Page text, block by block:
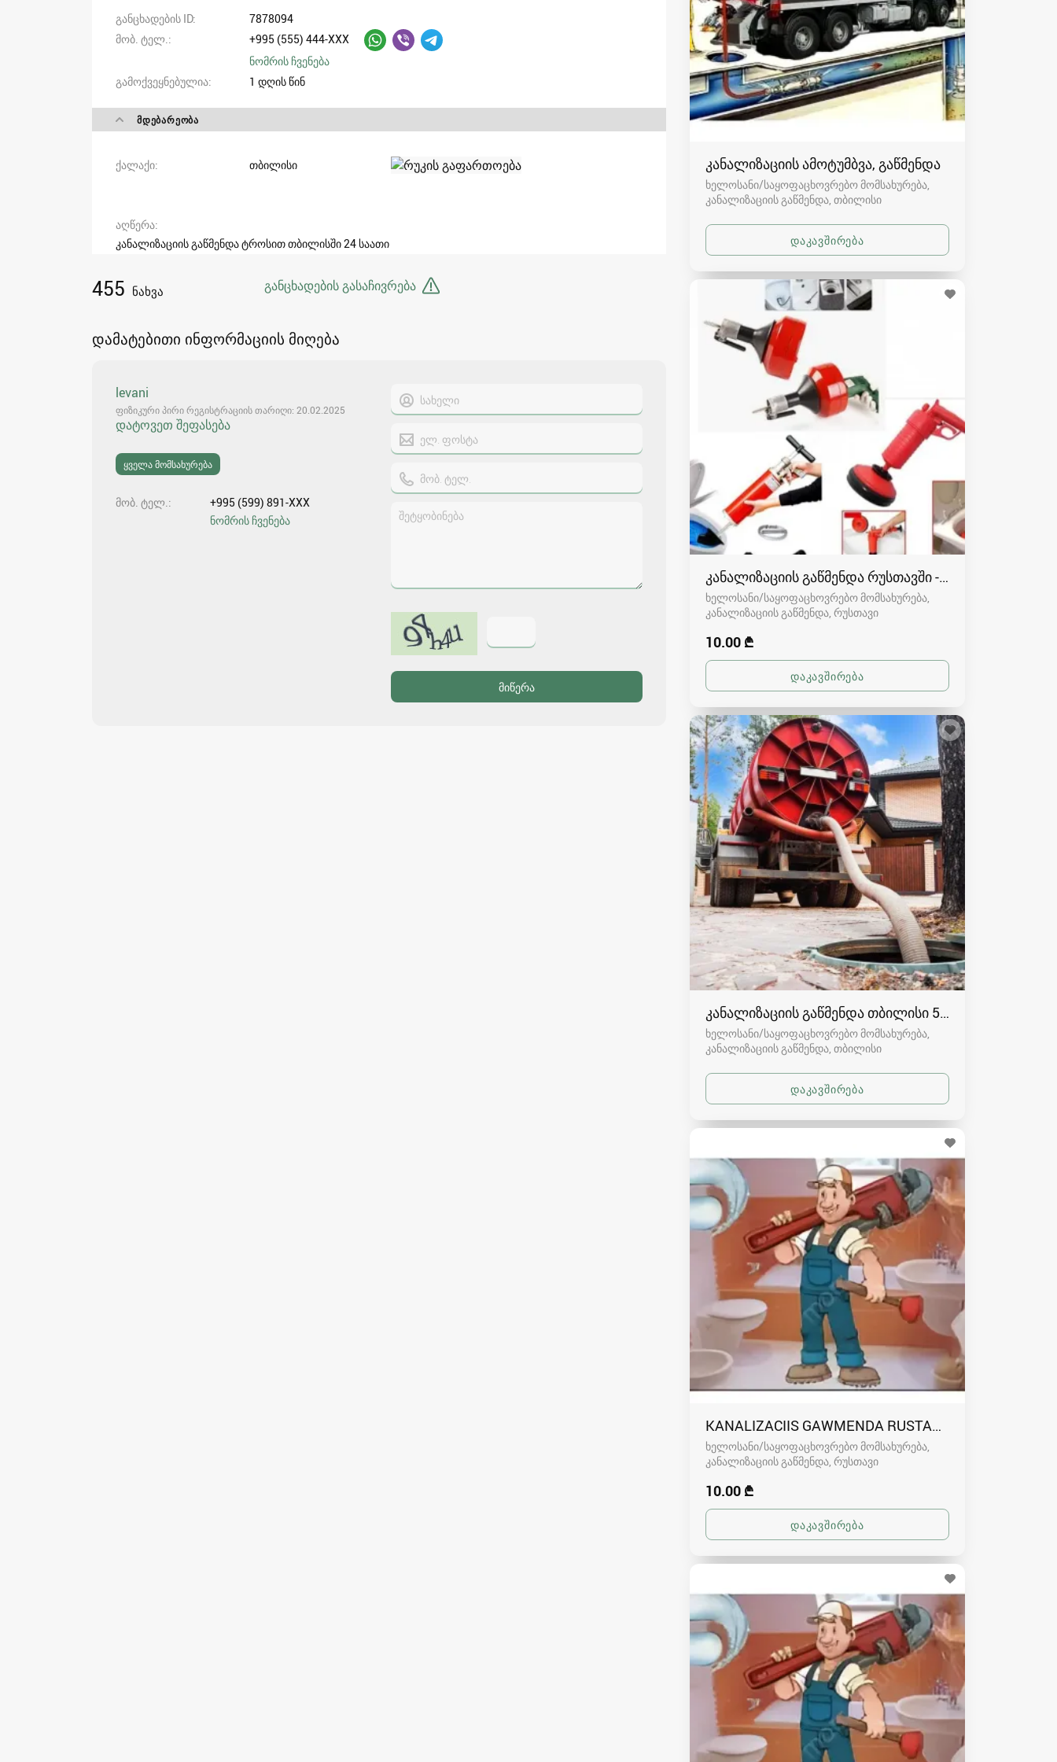
კანალიზაციის ამოტუმბვა, გაწმენდა
ხელოსანი/საყოფაცხოვრებო მომსახურება,
კანალიზაციის გაწმენდა თბილისი
კანალიზაციის გაწმენდა რუსთავში - 591004680
ხელოსანი/საყოფაცხოვრებო მომსახურება,
კანალიზაციის გაწმენდა რუსთავი
10.00 ₾
კანალიზაციის გაწმენდა თბილისი 557554000
ხელოსანი/საყოფაცხოვრებო მომსახურება,
კანალიზაციის გაწმენდა თბილისი
KANALIZACIIS GAWMENDA RUSTAVSHI - 591004680
ხელოსანი/საყოფაცხოვრებო მომსახურება,
კანალიზაციის გაწმენდა რუსთავი
10.00 ₾
განცხადების ID
7878094
მობ. ტელ.
+995 (555) 444-XXX
ნომრის ჩვენება
გამოქვეყნებულია
1 დღის წინ
ᲛᲓᲔᲑᲐᲠᲔᲝᲑᲐ
ქალაქი თბილისი
აღწერა
კანალიზაციის გაწმენდა ტროსით თბილისში 24 საათი
განცხადების გასაჩივრება
455 ნახვა
დამატებითი ინფორმაციის მიღება
levani
ფიზიკური პირი რეგისტრაციის თარიღი: 20.02.2025
დატოვეთ შეფასება
ყველა მომსახურება
მობ. ტელ.
+995 (599) 891-XXX
ნომრის ჩვენება